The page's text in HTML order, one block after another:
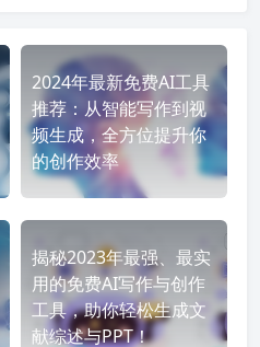
2024年最新免费AI工具
推荐：从智能写作到视
频生成，全方位提升你
的创作效率
揭秘2023年最强、最实
用的免费AI写作与创作
工具，助你轻松生成文
献综述与PPT！